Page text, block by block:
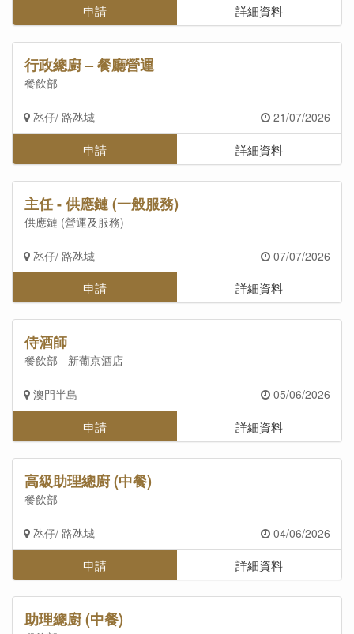
申請 詳細資料
行政總廚 – 餐廳營運
餐飲部
氹仔/ 路氹城 21/07/2026
申請 詳細資料
主任 - 供應鏈 (一般服務)
供應鏈 (營運及服務)
氹仔/ 路氹城 07/07/2026
申請 詳細資料
侍酒師
餐飲部 - 新葡京酒店
澳門半島 05/06/2026
申請 詳細資料
高級助理總廚 (中餐)
餐飲部
氹仔/ 路氹城 04/06/2026
申請 詳細資料
助理總廚 (中餐)